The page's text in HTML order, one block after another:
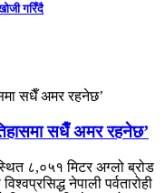
गरिँदै
सधैँ अमर रहनेछ’
८,०५१ मिटर अग्लो ब्रोड
नेपाली पर्वतारोही